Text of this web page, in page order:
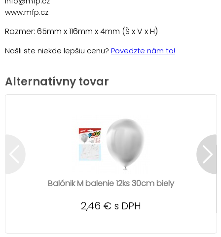
www.mfp.cz
Rozmer: 65mm x 116mm x 4mm (Š x V x H)
Našli ste niekde lepšiu cenu? Povedzte nám to!
Alternatívny tovar
Balónik M balenie 12ks 30cm biely
2,46 € s DPH